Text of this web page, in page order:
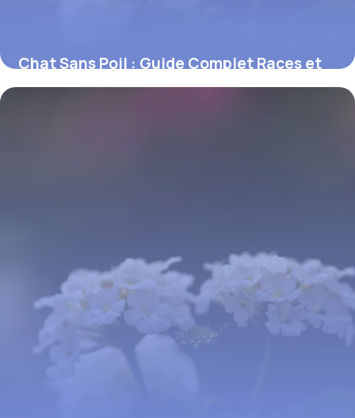
Chat Sans Poil : Guide Complet Races et
Soins